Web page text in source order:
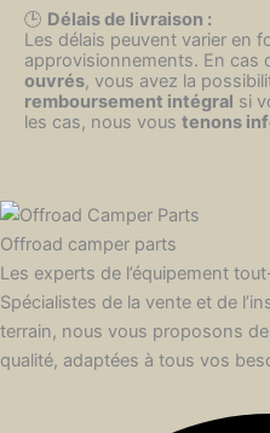
🕒 Délais de livraison :
Les délais peuvent varier en
approvisionnements. En cas
ouvrés, vous avez la
remboursement intégral si
les cas, nous vous tenons
Offroad camper parts
Les experts de l’équipement
Spécialistes de la vente et de
terrain, nous vous proposons
qualité, adaptées à tous vos